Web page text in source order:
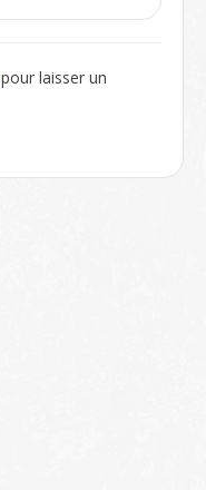
pour laisser un